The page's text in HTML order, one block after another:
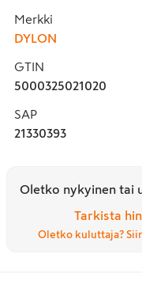
Merkki
DYLON
GTIN
5000325021020
SAP
21330393
Oletko nykyinen tai
Tarkista
Oletko kuluttaja?